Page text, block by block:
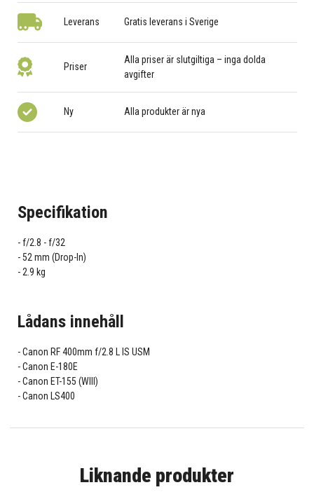
Leverans Gratis leverans i Sverige
Priser
Alla priser är slutgiltiga – inga dolda
avgifter
Ny Alla produkter är nya
Specifikation
f/2.8 - f/32
52 mm (Drop-In)
2.9 kg
Lådans innehåll
Canon RF 400mm f/2.8 L IS USM
Canon E-180E
Canon ET-155 (WIII)
Canon LS400
Liknande produkter